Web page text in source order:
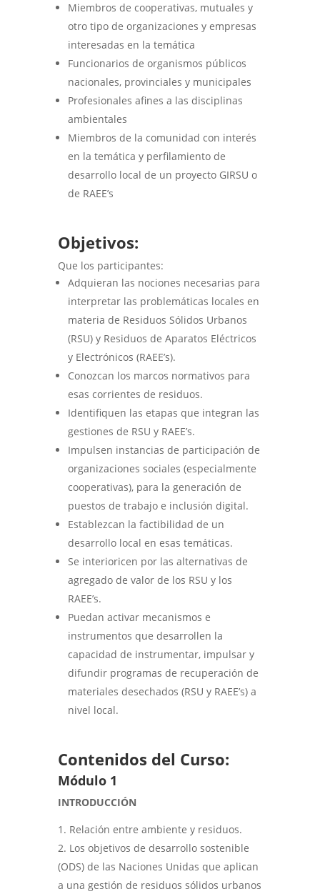
Miembros de cooperativas, mutuales y
otro tipo de organizaciones y empresas
interesadas en la temática
Funcionarios de organismos públicos
nacionales, provinciales y municipales
Profesionales afines a las disciplinas
ambientales
Miembros de la comunidad con interés
en la temática y perfilamiento de
desarrollo local de un proyecto GIRSU o
de RAEE’s
Objetivos:
Que los participantes:
Adquieran las nociones necesarias para
interpretar las problemáticas locales en
materia de Residuos Sólidos Urbanos
(RSU) y Residuos de Aparatos Eléctricos
y Electrónicos (RAEE’s).
Conozcan los marcos normativos para
esas corrientes de residuos.
Identifiquen las etapas que integran las
gestiones de RSU y RAEE’s.
Impulsen instancias de participación de
organizaciones sociales (especialmente
cooperativas), para la generación de
puestos de trabajo e inclusión digital.
Establezcan la factibilidad de un
desarrollo local en esas temáticas.
Se interioricen por las alternativas de
agregado de valor de los RSU y los
RAEE’s.
Puedan activar mecanismos e
instrumentos que desarrollen la
capacidad de instrumentar, impulsar y
difundir programas de recuperación de
materiales desechados (RSU y RAEE’s) a
nivel local.
Contenidos del Curso:
Módulo 1
INTRODUCCIÓN
Relación entre ambiente y residuos.
Los objetivos de desarrollo sostenible
(ODS) de las Naciones Unidas que aplican
a una gestión de residuos sólidos urbanos